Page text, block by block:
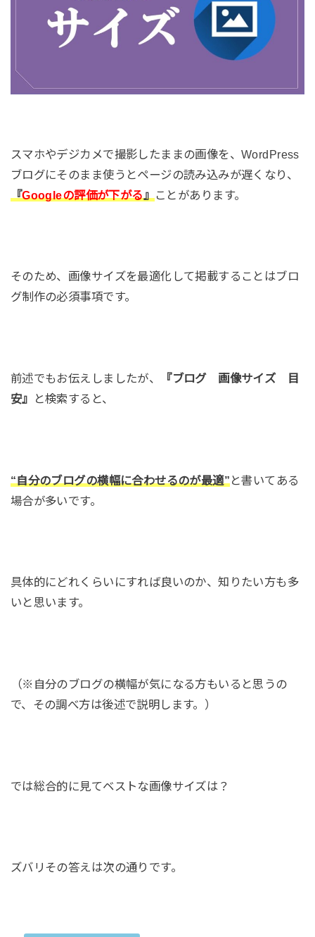
スマホやデジカメで撮影したままの画像を、WordPress
ブログにそのまま使うとページの読み込みが遅くなり、
『Googleの評価が下がる』ことがあります。
そのため、画像サイズを最適化して掲載することはブロ
グ制作の必須事項です。
前述でもお伝えしましたが、
『ブログ 画像サイズ 目
安』
と検索すると、
“自分のブログの横幅に合わせるのが最適”と書いてある
場合が多いです。
具体的にどれくらいにすれば良いのか、知りたい方も多
いと思います。
（※自分のブログの横幅が気になる方もいると思うの
で、その調べ方は後述で説明します。）
では総合的に見てベストな画像サイズは？
ズバリその答えは次の通りです。